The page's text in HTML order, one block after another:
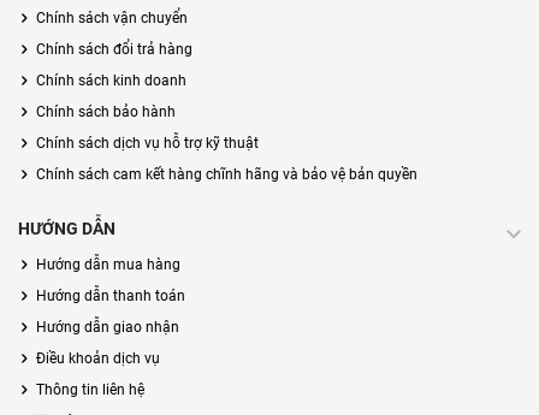
Chính sách vận chuyển
Chính sách đổi trả hàng
Chính sách kinh doanh
Chính sách bảo hành
Chính sách dịch vụ hỗ trợ kỹ thuật
Chính sách cam kết hàng chĩnh hãng và bảo vệ bản quyền
HƯỚNG DẪN
Hướng dẫn mua hàng
Hướng dẫn thanh toán
Hướng dẫn giao nhận
Điều khoản dịch vụ
Thông tin liên hệ